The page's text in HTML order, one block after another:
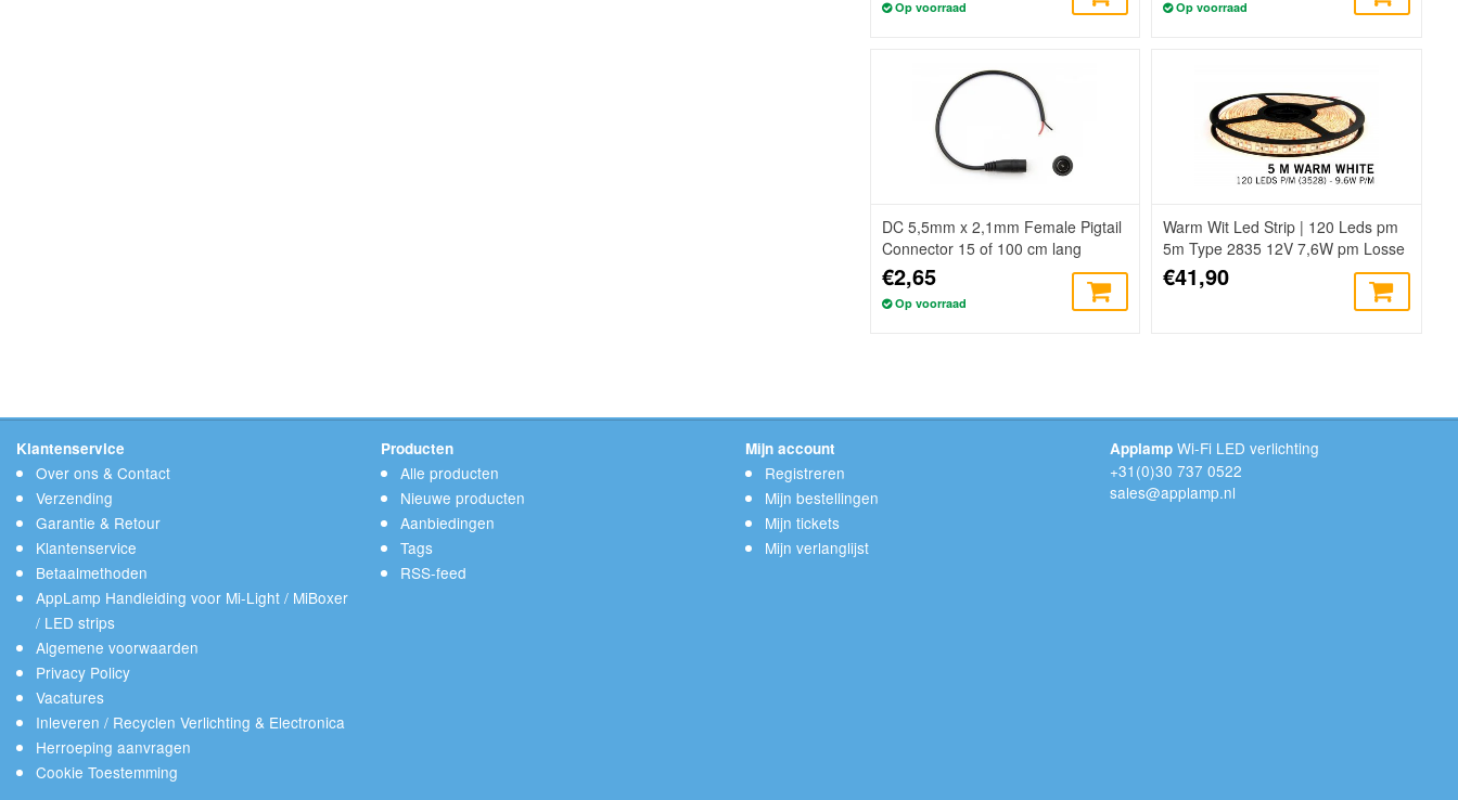
Op voorraad Op voorraad
DC 5,5mm x 2,1mm Female Pigtail
Connector 15 of 100 cm lang
€2,65
Op voorraad
Warm Wit Led Strip | 120 Leds pm
5m Type 2835 12V 7,6W pm Losse
Strip
€41,90
Klantenservice
Over ons & Contact
Verzending
Garantie & Retour
Klantenservice
Betaalmethoden
AppLamp Handleiding voor Mi-Light / MiBoxer
/ LED strips
Algemene voorwaarden
Privacy Policy
Vacatures
Inleveren / Recyclen Verlichting & Electronica
Herroeping aanvragen
Cookie Toestemming
Producten
Alle producten
Nieuwe producten
Aanbiedingen
Tags
RSS-feed
Mijn account
Registreren
Mijn bestellingen
Mijn tickets
Mijn verlanglijst
Applamp Wi-Fi LED verlichting
+31(0)30 737 0522
sales@applamp.nl